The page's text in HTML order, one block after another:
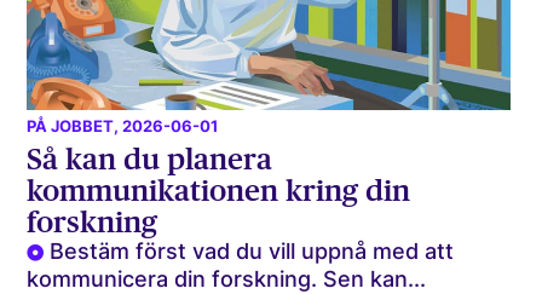
PÅ JOBBET, 2026-06-01
Så kan du planera
kommunikationen kring din
forskning
Bestäm först vad du vill uppnå med att
kommunicera din forskning. Sen kan...